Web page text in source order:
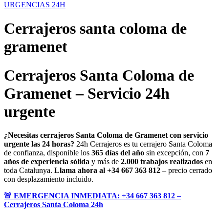
URGENCIAS 24H
Cerrajeros santa coloma de
gramenet
Cerrajeros Santa Coloma de
Gramenet – Servicio 24h
urgente
¿Necesitas cerrajeros Santa Coloma de Gramenet con servicio
urgente las 24 horas? 24h Cerrajeros es tu cerrajero Santa Coloma
de confianza, disponible los 365 días del año sin excepción, con 7
años de experiencia sólida y más de 2.000 trabajos realizados en
toda Catalunya. Llama ahora al +34 667 363 812 – precio cerrado
con desplazamiento incluido.
🚨 EMERGENCIA INMEDIATA: +34 667 363 812 –
Cerrajeros Santa Coloma 24h